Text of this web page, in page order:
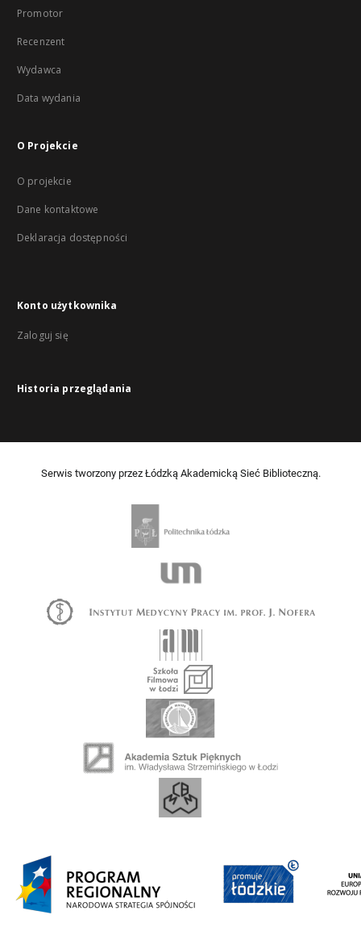
Promotor
Recenzent
Wydawca
Data wydania
O Projekcie
O projekcie
Dane kontaktowe
Deklaracja dostępności
Konto użytkownika
Zaloguj się
Historia przeglądania
Serwis tworzony przez Łódzką Akademicką Sieć Biblioteczną.